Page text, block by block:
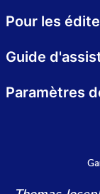
Pour les
Guide
Paramètres